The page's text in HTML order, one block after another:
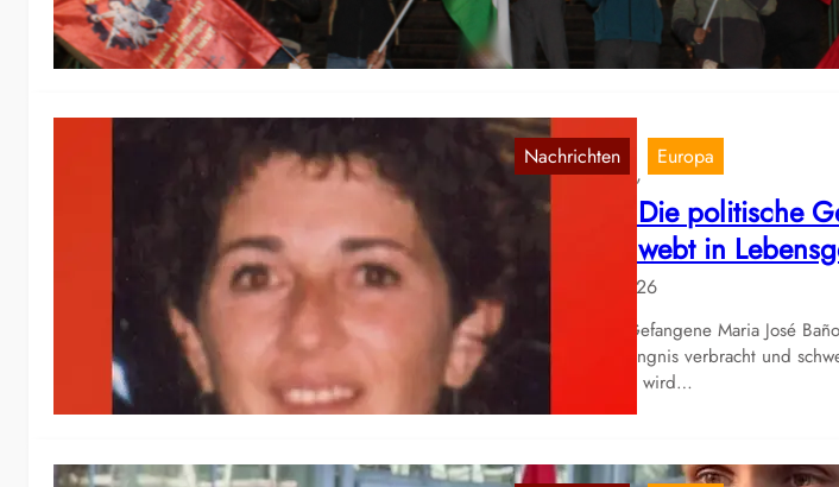
Kraftvolle Demonstration zog durch
Februar, dem 92. Jahrestag…
Nachrichten
,
Europa
Spanien | Die politische
Baños schwebt in
18. Feb. 2026
Die politische Gefangene Maria José
Lebens im Gefängnis verbracht und
Servir al Pueblo wird…